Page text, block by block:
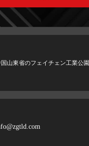
山東省のフェイチェン工業公園